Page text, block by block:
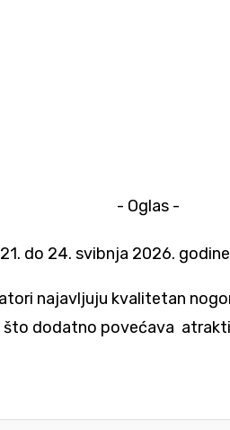
- Oglas -
do 24. svibnja 2026.
najavljuju kvalitetan
što dodatno povećava